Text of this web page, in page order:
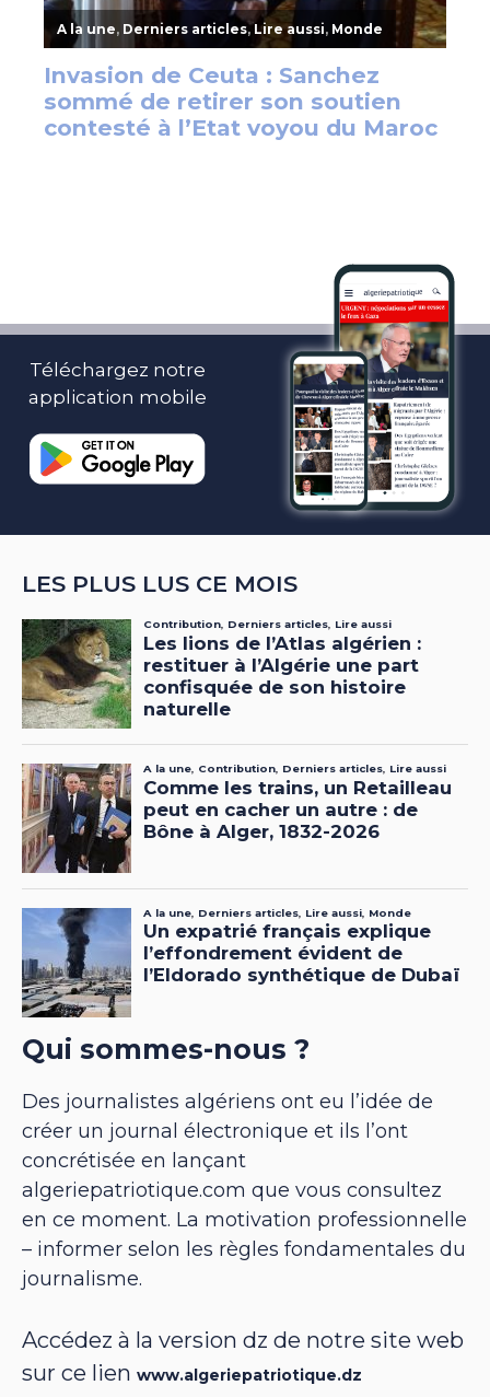
Téléchargez notre
application mobile
LES PLUS LUS CE MOIS
Qui sommes-nous ?
Des journalistes algériens ont eu l’idée de
créer un journal électronique et ils l’ont
concrétisée en lançant
algeriepatriotique.com que vous consultez
en ce moment. La motivation professionnelle
– informer selon les règles fondamentales du
journalisme.
Accédez à la version dz de notre site web
sur ce lien www.algeriepatriotique.dz